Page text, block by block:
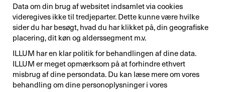
Data om din brug af websitet indsamlet via cookies
videregives ikke til tredjeparter. Dette kunne være hvilke
sider du har besøgt, hvad du har klikket på, din geografiske
placering, dit køn og alderssegment m.v.
ILLUM har en klar politik for behandlingen af dine data.
ILLUM er meget opmærksom på at forhindre ethvert
misbrug af dine persondata. Du kan læse mere om vores
behandling om dine personoplysninger i vores